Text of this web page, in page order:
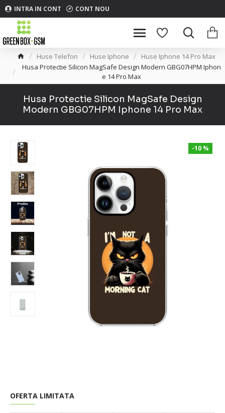
INTRA IN CONT CONT NOU
Huse Telefon Huse Iphone
Huse Iphone 14 Pro Max
Husa Protectie Silicon MagSafe Design Modern GBG07HPM Iphon
e 14 Pro Max
Husa Protectie Silicon MagSafe Design
Modern GBG07HPM Iphone 14 Pro Max
-10 %
OFERTA LIMITATA